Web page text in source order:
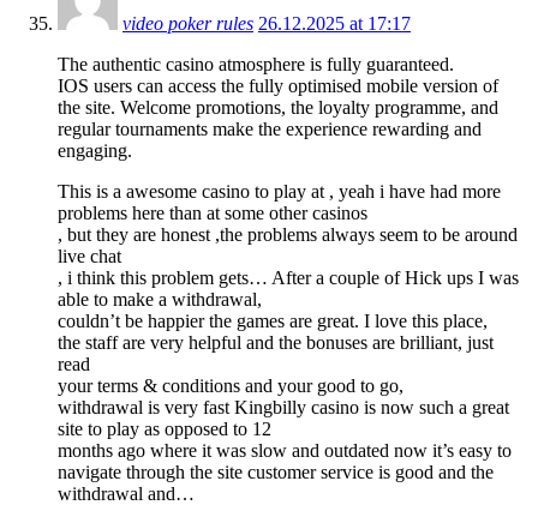
video poker rules 26.12.2025 at 17:17
The authentic casino atmosphere is fully guaranteed.
IOS users can access the fully optimised mobile version of
the site. Welcome promotions, the loyalty programme, and
regular tournaments make the experience rewarding and
engaging.
This is a awesome casino to play at , yeah i have had more
problems here than at some other casinos
, but they are honest ,the problems always seem to be around
live chat
, i think this problem gets… After a couple of Hick ups I was
able to make a withdrawal,
couldn’t be happier the games are great. I love this place,
the staff are very helpful and the bonuses are brilliant, just
read
your terms & conditions and your good to go,
withdrawal is very fast Kingbilly casino is now such a great
site to play as opposed to 12
months ago where it was slow and outdated now it’s easy to
navigate through the site customer service is good and the
withdrawal and…